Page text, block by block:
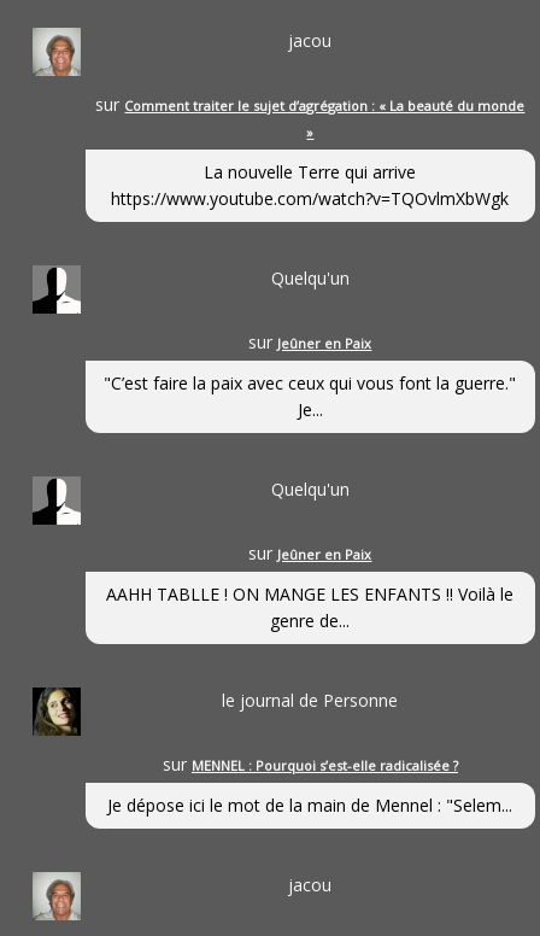
jacou
sur Comment traiter le sujet d’agrégation : « La beauté du monde
»
La nouvelle Terre qui arrive
https://www.youtube.com/watch?v=TQOvlmXbWgk
Quelqu'un
sur Jeûner en Paix
"C’est faire la paix avec ceux qui vous font la guerre."
Je...
Quelqu'un
sur Jeûner en Paix
AAHH TABLLE ! ON MANGE LES ENFANTS !! Voilà le
genre de...
le journal de Personne
sur MENNEL : Pourquoi s’est-elle radicalisée ?
Je dépose ici le mot de la main de Mennel : "Selem...
jacou